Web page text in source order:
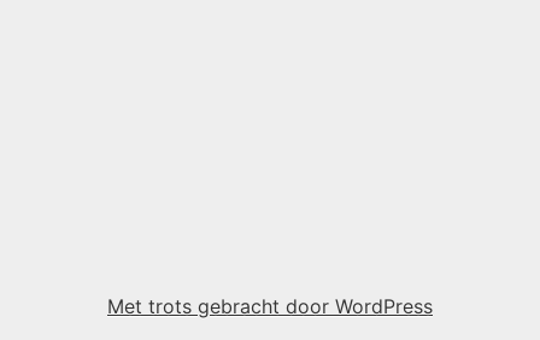
Met trots gebracht door WordPress